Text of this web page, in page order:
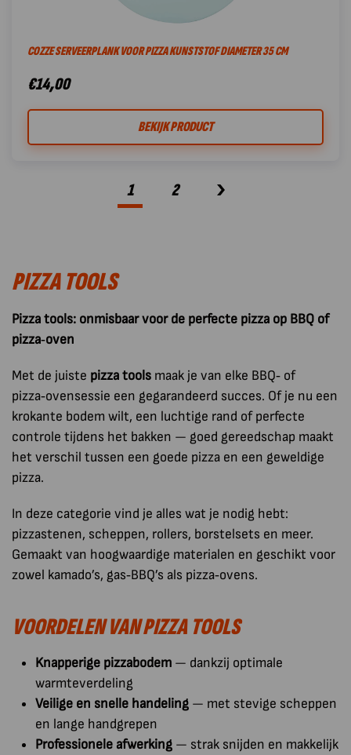
COZZE SERVEERPLANK VOOR PIZZA KUNSTSTOF DIAMETER 35 CM
€14,00
BEKIJK PRODUCT
1 2
PIZZA TOOLS
Pizza tools: onmisbaar voor de perfecte pizza op BBQ of
pizza‑oven
Met de juiste pizza tools maak je van elke BBQ‑ of
pizza‑ovensessie een gegarandeerd succes. Of je nu een
krokante bodem wilt, een luchtige rand of perfecte
controle tijdens het bakken — goed gereedschap maakt
het verschil tussen een goede pizza en een geweldige
pizza.
In deze categorie vind je alles wat je nodig hebt:
pizzastenen, scheppen, rollers, borstelsets en meer.
Gemaakt van hoogwaardige materialen en geschikt voor
zowel kamado’s, gas‑BBQ’s als pizza‑ovens.
VOORDELEN VAN PIZZA TOOLS
Knapperige pizzabodem — dankzij optimale
warmteverdeling
Veilige en snelle handeling — met stevige scheppen
en lange handgrepen
Professionele afwerking — strak snijden en makkelijk